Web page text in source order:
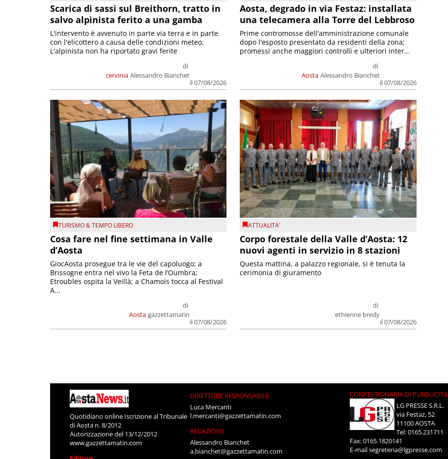
Scarica di sassi sul Breithorn, tratto in
salvo alpinista ferito a una gamba
cervinia
di
Alessandro Bianchet
il 07/08/2026
L'intervento è avvenuto in parte via terra e in parte
con l'elicottero a causa delle condizioni meteo.
L'alpinista non ha riportato gravi ferite
Aosta, degrado in via Festaz: installata
una telecamera alla Torre del Lebbroso
Aosta
di
Alessandro Bianchet
il 07/08/2026
Prime contromosse dell'amministrazione comunale
dopo l'esposto presentato da residenti della zona;
promessi anche maggiori controlli e ulteriori inter...
TURISMO & TEMPO LIBERO
Cosa fare nel fine settimana in Valle
d’Aosta
Aosta
di
gazzettamatin
il 07/08/2026
GiocAosta prosegue tra le vie del capoluogo; a
Brissogne entra nel vivo la Feta de l’Oumbra;
Etroubles ospita la Veillà; a Chamois tocca al Festival
A...
ATTUALITA'
Corpo forestale della Valle d’Aosta: 12
nuovi agenti in servizio in 8 stazioni
di
ethienne bredy
il 07/08/2026
Questa mattina, a palazzo regionale, si è tenuta la
cerimonia di giuramento
Quotidiano online Iscrizione al Tribunale
di Aosta n. 8/2012
Autorizzazione del 13/12/2012
www.gazzettamatin.com
DIRETTORE RESPONSABILE
Luca Mercanti
l.mercanti@gazzettamatin.com
REDAZIONE
Alessandro Bianchet
a.bianchet@gazzettamatin.com
CONCESSIONARIA DI PUBBLICITÀ
LG PRESSE S.R.L.
via Festaz, 52
11100 AOSTA
Tel: 0165.231711
Fax: 0165.1820141
E-mailsegreteria@lgpresse.com